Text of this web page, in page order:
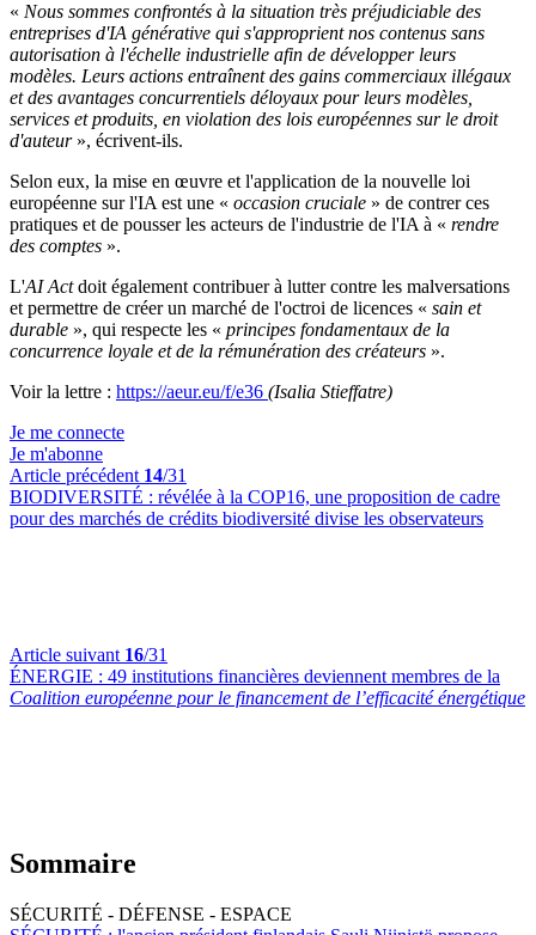
« Nous sommes confrontés à la situation très préjudiciable des
entreprises d'IA générative qui s'approprient nos contenus sans
autorisation à l'échelle industrielle afin de développer leurs
modèles. Leurs actions entraînent des gains commerciaux illégaux
et des avantages concurrentiels déloyaux pour leurs modèles,
services et produits, en violation des lois européennes sur le droit
d'auteur », écrivent-ils.
Selon eux, la mise en œuvre et l'application de la nouvelle loi
européenne sur l'IA est une « occasion cruciale » de contrer ces
pratiques et de pousser les acteurs de l'industrie de l'IA à « rendre
des comptes ».
L'AI Actdoit également contribuer à lutter contre les malversations
et permettre de créer un marché de l'octroi de licences « sain et
durable », qui respecte les « principes fondamentaux de la
concurrence loyale et de la rémunération des créateurs ».
Voir la lettre : https://aeur.eu/f/e36 (Isalia Stieffatre)
Je me connecte
Je m'abonne
Article précédent 14/31
BIODIVERSITÉ : révélée à la COP16, une proposition de cadre
pour des marchés de crédits biodiversité divise les observateurs
Article suivant 16/31
ÉNERGIE : 49 institutions financières deviennent membres de la
Coalition européenne pour le financement de l’efficacité énergétique
Sommaire
SÉCURITÉ - DÉFENSE - ESPACE